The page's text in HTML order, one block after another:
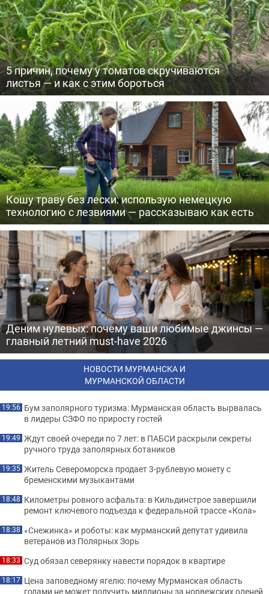
5 причин, почему у томатов скручиваются
листья — и как с этим бороться
Кошу траву без лески: использую немецкую
технологию с лезвиями — рассказываю как есть
Деним нулевых: почему ваши любимые джинсы —
главный летний must-have 2026
НОВОСТИ МУРМАНСКА И
МУРМАНСКОЙ ОБЛАСТИ
19:56 Бум заполярного туризма: Мурманская область вырвалась
в лидеры СЗФО по приросту гостей
19:49 Ждут своей очереди по 7 лет: в ПАБСИ раскрыли секреты
ручного труда заполярных ботаников
19:35 Житель Североморска продает 3-рублевую монету с
бременскими музыкантами
18:48 Километры ровного асфальта: в Кильдинстрое завершили
ремонт ключевого подъезда к федеральной трассе «Кола»
18:38 «Снежинка» и роботы: как мурманский депутат удивила
ветеранов из Полярных Зорь
18:33 Суд обязал северянку навести порядок в квартире
18:17 Цена заповедному ягелю: почему Мурманская область
годами не может получить миллионы за норвежских оленей